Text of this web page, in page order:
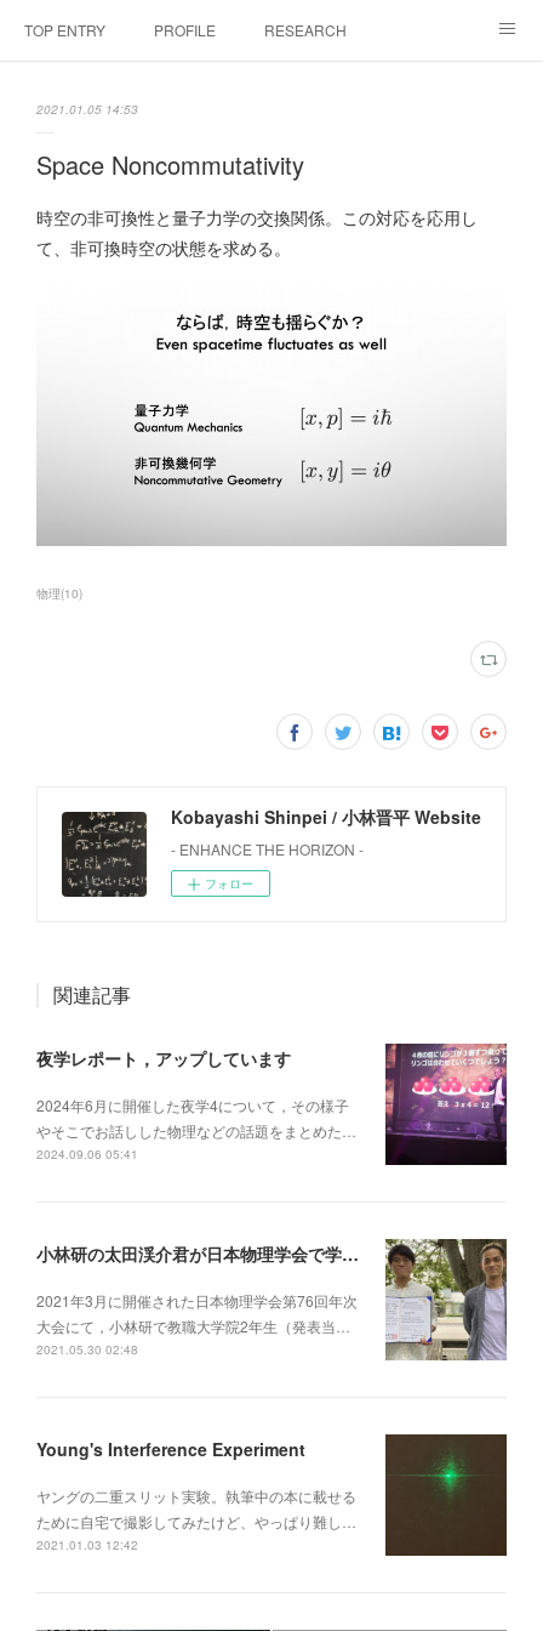
TOP ENTRY PROFILE RESEARCH
PHYSIS ENTERTAINMENT
2021.01.05 14:53
Space Noncommutativity
時空の非可換性と量子力学の交換関係。この対応を応用し
て、非可換時空の状態を求める。
物理(10)
Kobayashi Shinpei / 小林晋平 Website
- ENHANCE THE HORIZON -
フォロー
関連記事
夜学レポート，アップしています
2024年6月に開催した夜学4について，その様子
やそこでお話しした物理などの話題をまとめた…
2024.09.06 05:41
小林研の太田渓介君が日本物理学会で学生優秀発表賞を受賞！
2021年3月に開催された日本物理学会第76回年次
大会にて，小林研で教職大学院2年生（発表当…
2021.05.30 02:48
Young's Interference Experiment
ヤングの二重スリット実験。執筆中の本に載せる
ために自宅で撮影してみたけど、やっぱり難し…
2021.01.03 12:42